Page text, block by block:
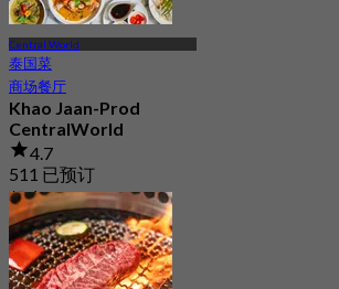
Central World
泰国菜
商场餐厅
Khao Jaan-Prod
CentralWorld
4.7
511 已预订
起฿ 550